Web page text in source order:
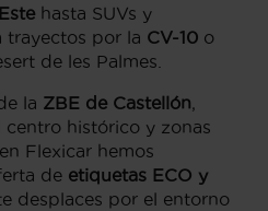
hasta SUVs y
trayectos por la CV-10 o
de les Palmes.
la ZBE de Castellón
centro histórico y zonas
Flexicar hemos
de etiquetas ECO y
desplaces por el entorno